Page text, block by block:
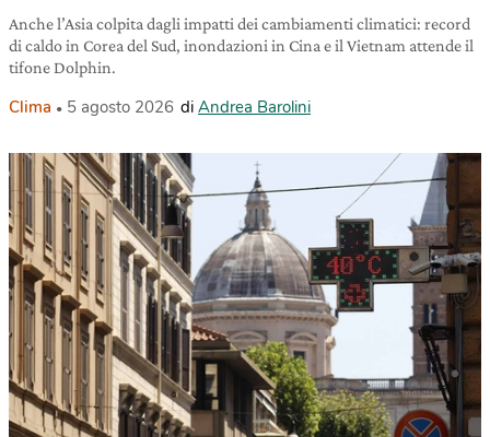
Anche l’Asia colpita dagli impatti dei cambiamenti climatici: record
di caldo in Corea del Sud, inondazioni in Cina e il Vietnam attende il
tifone Dolphin.
Clima 5 agosto 2026 di Andrea Barolini